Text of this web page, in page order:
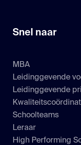
Snel naar
MBA
Leidinggevende
Leidinggevende
Schoolteams
Leraar
High Performing